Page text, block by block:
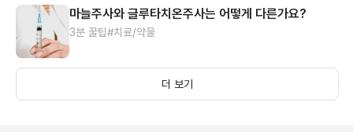
마늘주사와 글루타치온주사는 어떻게 다른가요?
3분 꿀팁#치료/약물
더 보기